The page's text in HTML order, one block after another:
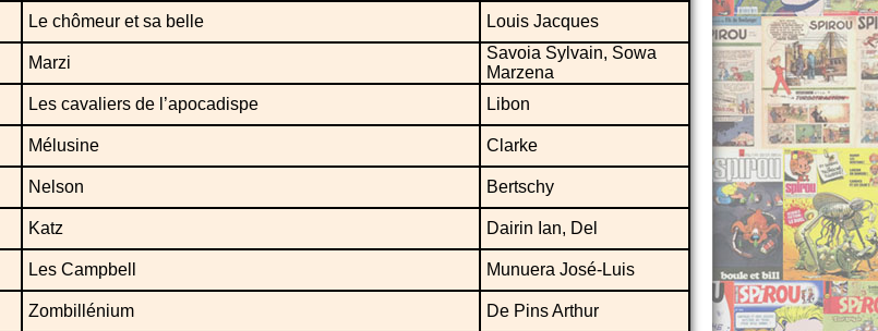
Le chômeur et sa belle Louis Jacques
Marzi
Savoia Sylvain, Sowa
Marzena
Les cavaliers de l’apocadispe Libon
Mélusine Clarke
Nelson Bertschy
Katz Dairin Ian, Del
Les Campbell Munuera José-Luis
Zombillénium De Pins Arthur